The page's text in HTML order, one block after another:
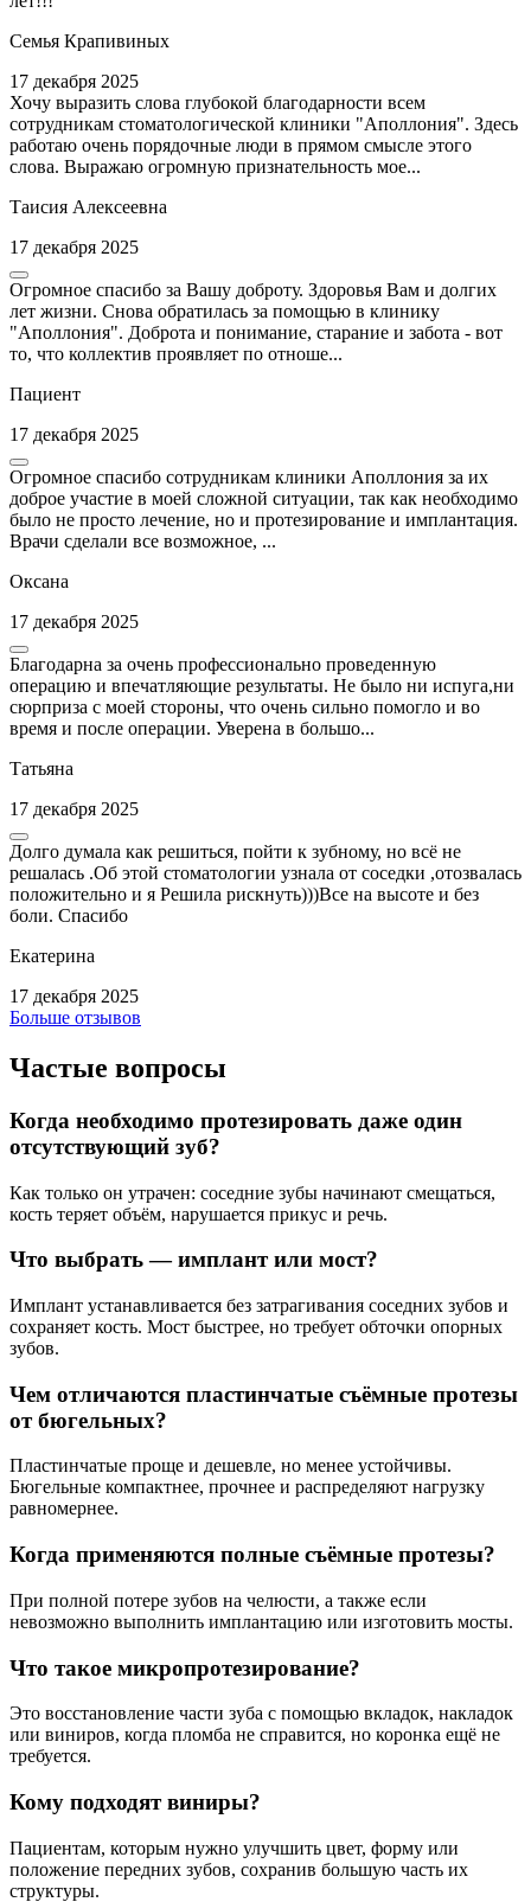
Семья Крапивиных
17 декабря 2025
Хочу выразить слова глубокой благодарности всем
сотрудникам стоматологической клиники "Аполлония". Здесь
работаю очень порядочные люди в прямом смысле этого
слова. Выражаю огромную признательность мое...
Таисия Алексеевна
17 декабря 2025
Огромное спасибо за Вашу доброту. Здоровья Вам и долгих
лет жизни. Снова обратилась за помощью в клинику
"Аполлония". Доброта и понимание, старание и забота - вот
то, что коллектив проявляет по отноше...
Пациент
17 декабря 2025
Огромное спасибо сотрудникам клиники Аполлония за их
доброе участие в моей сложной ситуации, так как необходимо
было не просто лечение, но и протезирование и имплантация.
Врачи сделали все возможное, ...
Оксана
17 декабря 2025
Благодарна за очень профессионально проведенную
операцию и впечатляющие результаты. Не было ни испуга,ни
сюрприза с моей стороны, что очень сильно помогло и во
время и после операции. Уверена в большо...
Татьяна
17 декабря 2025
Долго думала как решиться, пойти к зубному, но всё не
решалась .Об этой стоматологии узнала от соседки ,отозвалась
положительно и я Решила рискнуть)))Все на высоте и без
боли. Спасибо
Екатерина
17 декабря 2025
Больше отзывов
Частые вопросы
Когда необходимо протезировать даже один
отсутствующий зуб?
Как только он утрачен: соседние зубы начинают смещаться,
кость теряет объём, нарушается прикус и речь.
Что выбрать — имплант или мост?
Имплант устанавливается без затрагивания соседних зубов и
сохраняет кость. Мост быстрее, но требует обточки опорных
зубов.
Чем отличаются пластинчатые съёмные протезы
от бюгельных?
Пластинчатые проще и дешевле, но менее устойчивы.
Бюгельные компактнее, прочнее и распределяют нагрузку
равномернее.
Когда применяются полные съёмные протезы?
При полной потере зубов на челюсти, а также если
невозможно выполнить имплантацию или изготовить мосты.
Что такое микропротезирование?
Это восстановление части зуба с помощью вкладок, накладок
или виниров, когда пломба не справится, но коронка ещё не
требуется.
Кому подходят виниры?
Пациентам, которым нужно улучшить цвет, форму или
положение передних зубов, сохранив большую часть их
структуры.